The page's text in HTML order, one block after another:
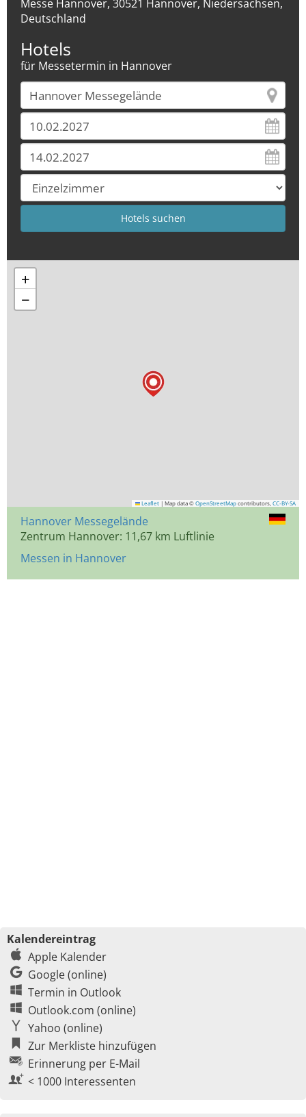
Messe Hannover, 30521 Hannover, Niedersachsen,
Deutschland
Hotels
für Messetermin in Hannover
+
−
Leaflet | Map data © OpenStreetMap contributors, CC-BY-SA
Hannover Messegelände
Zentrum Hannover: 11,67 km Luftlinie
Messen in Hannover
Kalendereintrag
Apple Kalender
Google (online)
Termin in Outlook
Outlook.com (online)
Yahoo (online)
Zur Merkliste hinzufügen
Erinnerung per E-Mail
< 1000 Interessenten